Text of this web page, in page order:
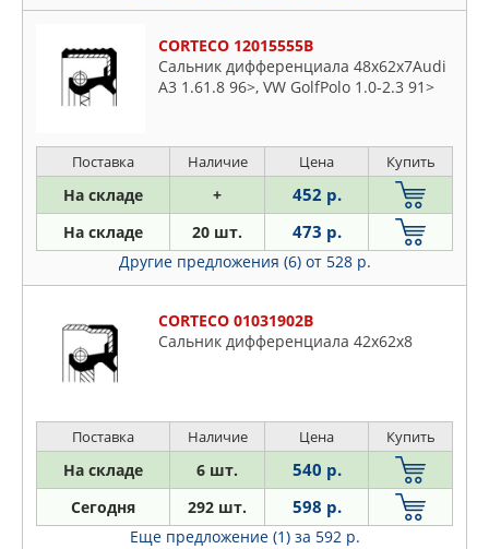
HONDA
HYUNDAI-KIA
ISUZU
IVECO
KORMAX
KOS
KRAFT
LONGHO
MAZDA
MERCEDES
MITSUBISHI
MUSASHI
NISSAN
NOK
Hyundai
Iveco
Jeep
Lancia
Land Rover
Mazda
Nissan
Opel
Peugeot
Rover
Saab
Skoda
CORTECO 12015555B
Сальник дифференциала 48x62x7Audi
A3 1.61.8 96>, VW GolfPolo 1.0-2.3 91>
Поставка Наличие Цена Купить
На складе + 452 р.
На складе 20 шт. 473 р.
Другие предложения (6) от 528 р.
CORTECO 01031902B
Сальник дифференциала 42x62x8
Поставка Наличие Цена Купить
На складе 6 шт. 540 р.
Сегодня 292 шт. 598 р.
Еще предложение (1) за 592 р.